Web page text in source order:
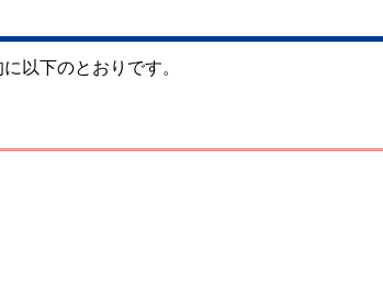
以下のとおりです。